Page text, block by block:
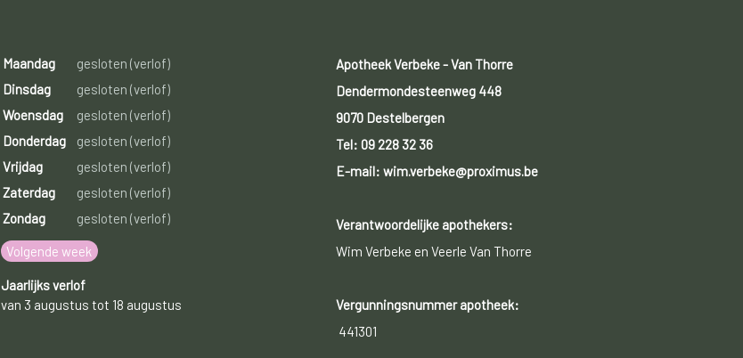
Maandag
gesloten (verlof)
Dinsdag
gesloten (verlof)
Woensdag
gesloten (verlof)
Donderdag
gesloten (verlof)
Vrijdag
gesloten (verlof)
Zaterdag
gesloten (verlof)
Zondag
gesloten (verlof)
Volgende week
Jaarlijks verlof
van 3 augustus tot 18 augustus
Apotheek Verbeke - Van Thorre
Dendermondesteenweg 448
9070 Destelbergen
Tel: 09 228 32 36
E-mail: wim.verbeke@proximus.be
Verantwoordelijke apothekers:
Wim Verbeke en Veerle Van Thorre
Vergunningsnummer apotheek:
441301